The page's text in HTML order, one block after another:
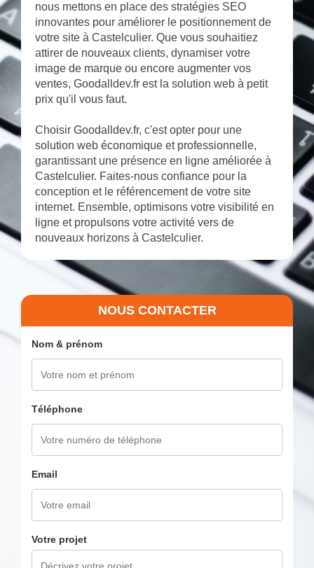
nous mettons en place des stratégies SEO
innovantes pour améliorer le positionnement de
votre site à Castelculier. Que vous souhaitiez
attirer de nouveaux clients, dynamiser votre
image de marque ou encore augmenter vos
ventes, Goodalldev.fr est la solution web à petit
prix qu'il vous faut.
Choisir Goodalldev.fr, c'est opter pour une
solution web économique et professionnelle,
garantissant une présence en ligne améliorée à
Castelculier. Faites-nous confiance pour la
conception et le référencement de votre site
internet. Ensemble, optimisons votre visibilité en
ligne et propulsons votre activité vers de
nouveaux horizons à Castelculier.
NOUS CONTACTER
Nom & prénom
Téléphone
Email
Votre projet